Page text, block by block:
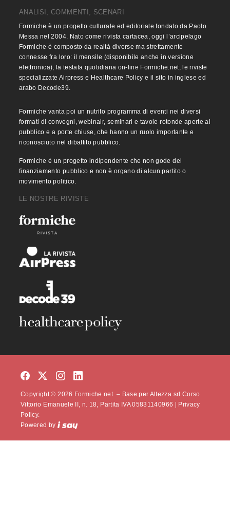
ANALISI, COMMENTI, SCENARI
Formiche è un progetto culturale ed editoriale fondato da Paolo
Messa nel 2004. Nato come rivista cartacea, oggi l’arcipelago
Formiche è composto da realtà diverse ma strettamente
connesse fra loro: il mensile (disponibile anche in versione
elettronica), la testata quotidiana on-line Formiche.net, le riviste
specializzate Airpress e Healthcare Policy e il sito in inglese ed
arabo Decode39.
Formiche vanta poi un nutrito programma di eventi nei diversi
formati di convegni, webinair, seminari e tavole rotonde aperte al
pubblico e a porte chiuse, che hanno un ruolo importante e
riconosciuto nel dibattito pubblico.
Formiche è un progetto indipendente che non gode del
finanziamento pubblico e non è organo di alcun partito o
movimento politico.
LE NOSTRE RIVISTE
Copyright © 2026 Formiche.net. – Base per Altezza srl Corso
Vittorio Emanuele II, n. 18, Partita IVA 05831140966 |
Privacy
Policy.
Powered by